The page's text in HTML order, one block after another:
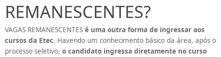
REMANESCENTES?
VAGAS REMANESCENTES é uma outra forma de ingressar aos
cursos da Etec. Havendo um conhecimento básico da área, após o
processo seletivo, o candidato ingressa diretamente no curso